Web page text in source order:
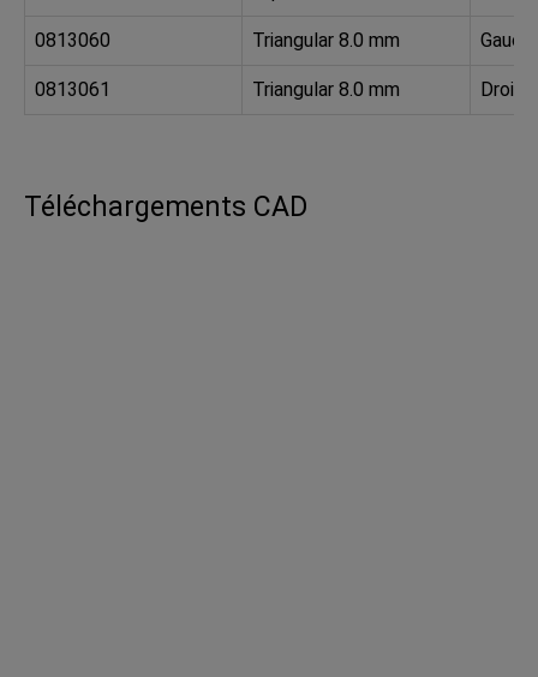
0813060 Triangular 8.0 mm
0813061 Triangular 8.0 mm Droite
Téléchargements CAD